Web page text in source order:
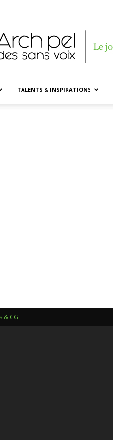
TALENTS & INSPIRATIONS
& CG